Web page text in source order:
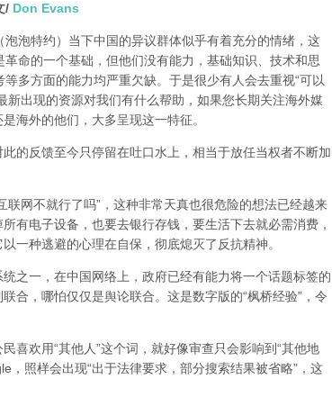
/ Don Evans
（泡泡特约） 当下中国的异议群体似乎有着充分的情绪，这
革命的一个基础，但他们没有能力，基础知识、技术和思
等多方面的能力均严重欠缺。于是很少有人会去重视“可以
新出现的资源对我们有什么帮助，如果您长期关注海外媒
海外的他们，大多呈现这一特征。
的反馈至今只停留在吐口水上，相当于放任当权者不断加
联网不就行了吗”，这种非常天真也很危险的想法已经越来
有电子设备，也要去银行存钱，要生活下去就必需消费，
一种逃避的心理在自保，彻底熄灭了反抗精神。
之一，在中国网络上，政府已经有能力将一个话题标签的
联合 ，哪怕仅仅是舆论联合。这是数字版的“枫桥经验”，令
喜欢用“其他人”这个词，就好像审查只会影响到“其他地
，照样会出现“出于法律要求，部分搜索结果被省略”，这